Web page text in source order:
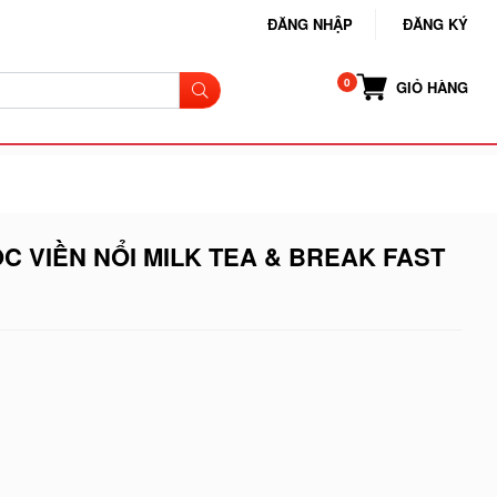
ĐĂNG NHẬP ĐĂNG KÝ
GIỎ HÀNG
VIỀN NỔI MILK TEA & BREAK FAST